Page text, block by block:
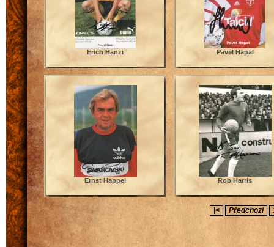
Erich Hänzi Pavel Hapal
Ernst Happel Rob Harris
|< Předchozí